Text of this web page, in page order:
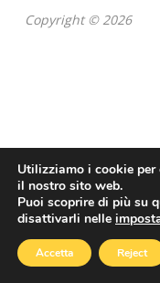
Copyright © 2026
Utilizziamo i cookie
il nostro sito web.
Puoi scoprire di più su
disattivarli nelle
Accetta Reject